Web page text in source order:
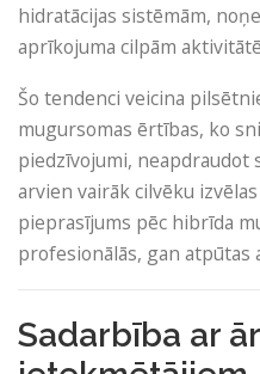
hidratācijas sistēmām,
aprīkojuma cilpām
Šo tendenci veicina
mugursomas ērtības, ko
piedzīvojumi, neapdraudot
arvien vairāk cilvēku
pieprasījums pēc hibrīda
profesionālās, gan
Sadarbība ar